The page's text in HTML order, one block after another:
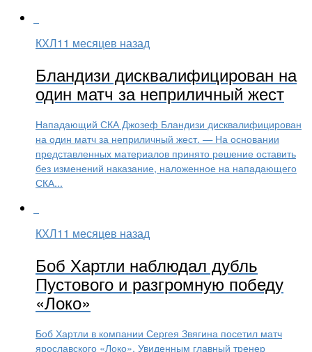
КХЛ11 месяцев назад
Бландизи дисквалифицирован на
один матч за неприличный жест
Нападающий СКА Джозеф Бландизи дисквалифицирован
на один матч за неприличный жест. — На основании
представленных материалов принято решение оставить
без изменений наказание, наложенное на нападающего
СКА...
КХЛ11 месяцев назад
Боб Хартли наблюдал дубль
Пустового и разгромную победу
«Локо»
Боб Хартли в компании Сергея Звягина посетил матч
ярославского «Локо». Увиденным главный тренер